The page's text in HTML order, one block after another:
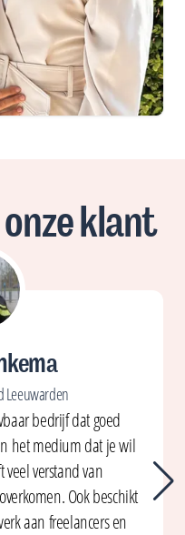
klant
Leeuwarden
bedrijf dat goed
het medium dat je wil
verstand van
Ook beschikt
aan freelancers en